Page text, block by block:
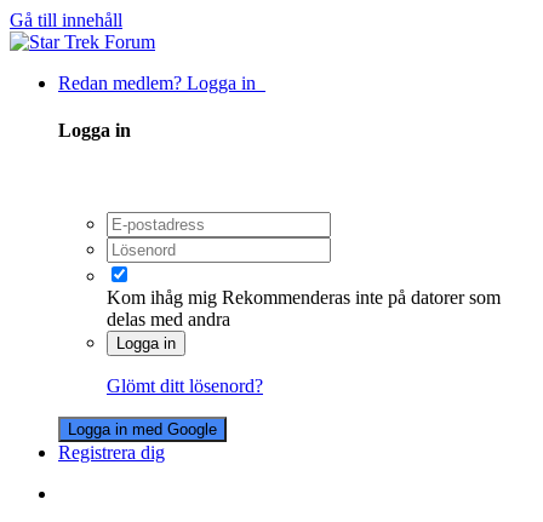
Gå till innehåll
Redan medlem? Logga in
Logga in
Kom ihåg mig Rekommenderas inte på datorer som
delas med andra
Logga in
Glömt ditt lösenord?
Logga in med Google
Registrera dig